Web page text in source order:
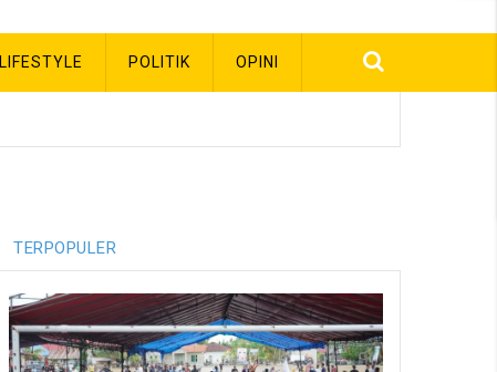
LIFESTYLE POLITIK OPINI
TERPOPULER